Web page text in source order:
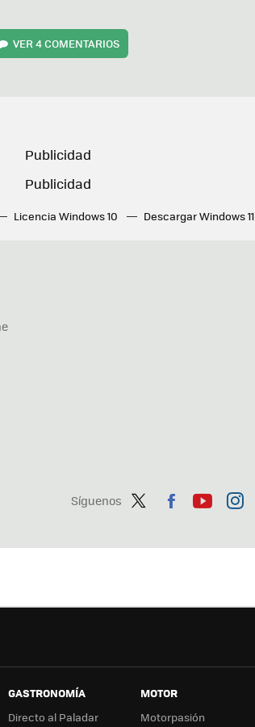
VER4 COMENTARIOS
Licencia Windows 10 Descargar Windows 11
Síguenos
ter
ebo tub agr
GASTRONOMÍA
Directo al Paladar
MOTOR
Motorpasión